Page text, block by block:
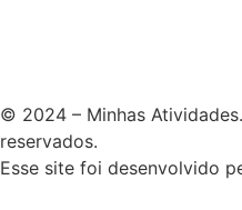
© 2024 – Minhas
reservados.
Esse site foi desenvolvido